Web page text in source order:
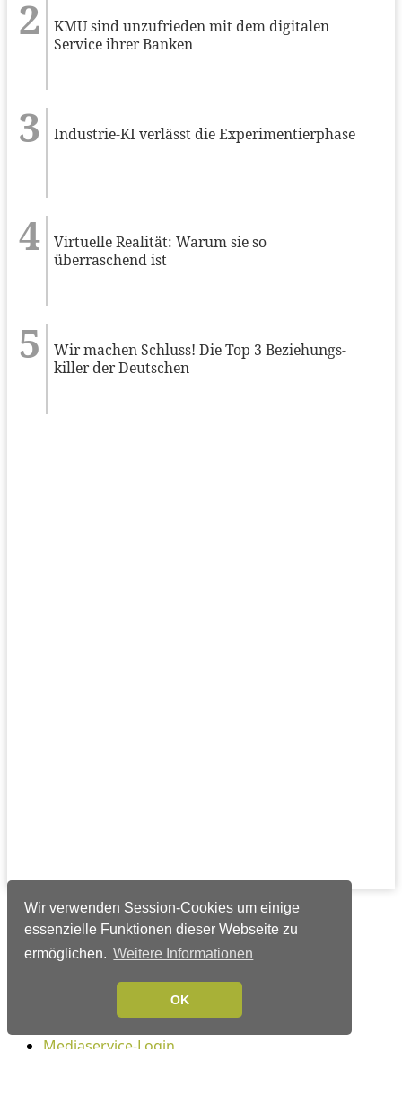
Wir verwenden Session-Cookies um einige
essenzielle Funktionen dieser Webseite zu
ermöglichen. Weitere Informationen
OK
KMU sind unzufrieden mit dem digitalen
Service ihrer Banken
Industrie-KI verlässt die Experimentierphase
Virtuelle Realität: Warum sie so
überraschend ist
Wir machen Schluss! Die Top 3 Beziehungs-
killer der Deutschen
Verlags-Service
Impressum
Datenschutzerklärung
Mediaservice/Mediadaten
Mediaservice-Login